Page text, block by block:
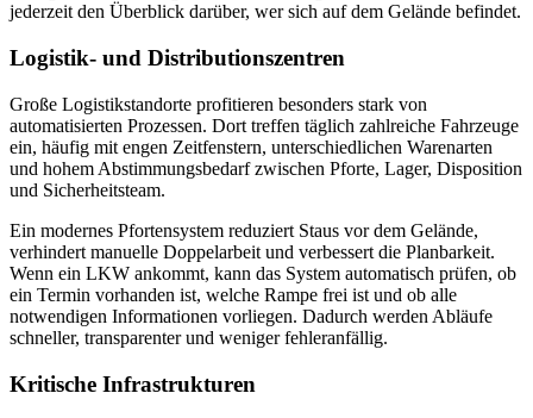
jederzeit den Überblick darüber, wer sich auf dem Gelände befindet.
Logistik- und Distributionszentren
Große Logistikstandorte profitieren besonders stark von
automatisierten Prozessen. Dort treffen täglich zahlreiche Fahrzeuge
ein, häufig mit engen Zeitfenstern, unterschiedlichen Warenarten
und hohem Abstimmungsbedarf zwischen Pforte, Lager, Disposition
und Sicherheitsteam.
Ein modernes Pfortensystem reduziert Staus vor dem Gelände,
verhindert manuelle Doppelarbeit und verbessert die Planbarkeit.
Wenn ein LKW ankommt, kann das System automatisch prüfen, ob
ein Termin vorhanden ist, welche Rampe frei ist und ob alle
notwendigen Informationen vorliegen. Dadurch werden Abläufe
schneller, transparenter und weniger fehleranfällig.
Kritische Infrastrukturen